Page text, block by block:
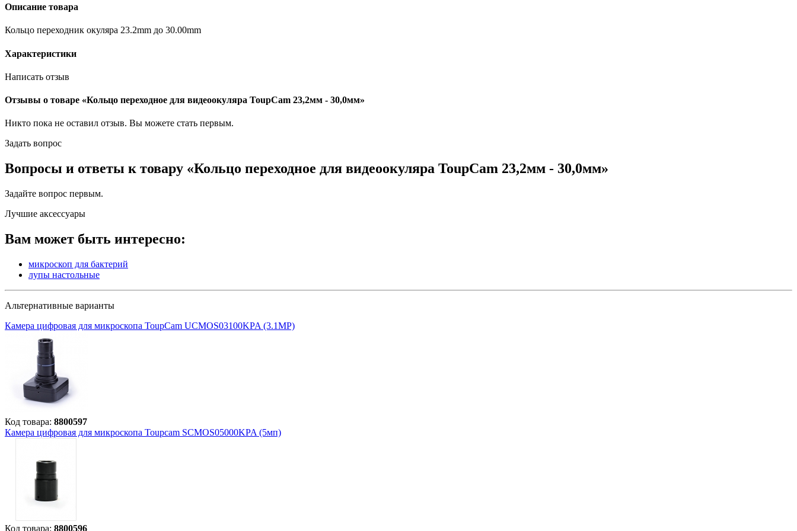
Описание товара
Кольцо переходник окуляра 23.2mm до 30.00mm
Характеристики
Написать отзыв
Отзывы о товаре «Кольцо переходное для видеоокуляра ToupCam 23,2мм - 30,0мм»
Никто пока не оставил отзыв. Вы можете стать первым.
Задать вопрос
Вопросы и ответы к товару «Кольцо переходное для видеоокуляра ToupCam 23,2мм - 30,0мм»
Задайте вопрос первым.
Лучшие аксессуары
Вам может быть интересно:
микроскоп для бактерий
лупы настольные
Альтернативные варианты
Камера цифровая для микроскопа ToupCam UCMOS03100KPA (3.1MP)
Код товара: 8800597
Камера цифровая для микроскопа Toupcam SCMOS05000KPA (5мп)
Код товара: 8800596